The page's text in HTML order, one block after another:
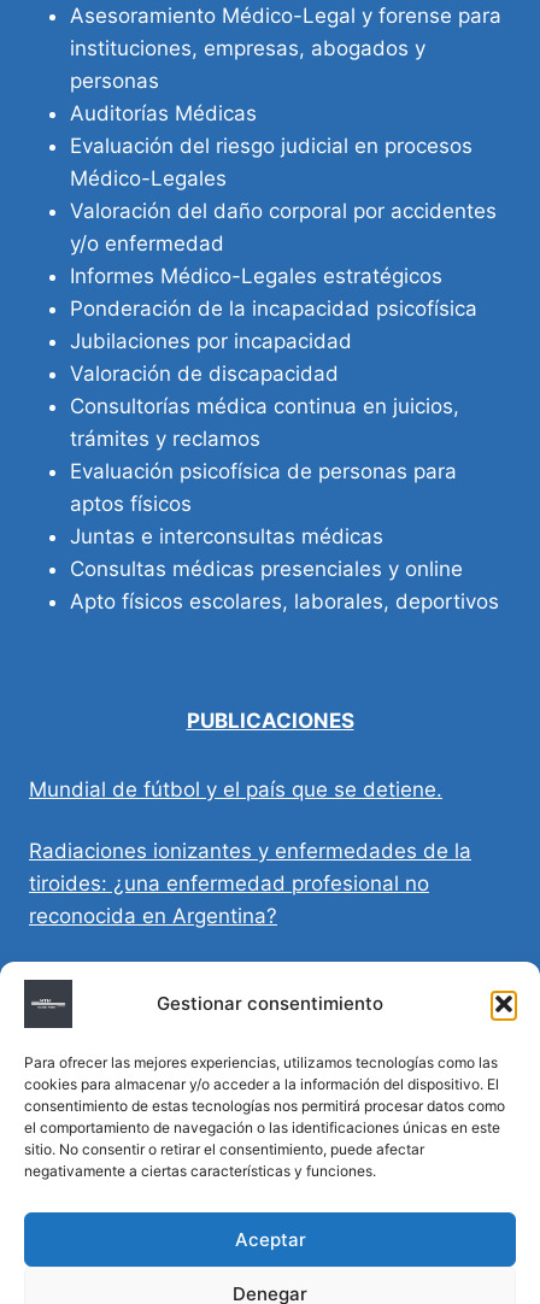
Gestionar consentimiento
Para ofrecer las mejores experiencias, utilizamos tecnologías como las
cookies para almacenar y/o acceder a la información del dispositivo. El
consentimiento de estas tecnologías nos permitirá procesar datos como
el comportamiento de navegación o las identificaciones únicas en este
sitio. No consentir o retirar el consentimiento, puede afectar
negativamente a ciertas características y funciones.
Aceptar
Denegar
Asesoramiento Médico-Legal y forense para
instituciones, empresas, abogados y
personas
Auditorías Médicas
Evaluación del riesgo judicial en procesos
Médico-Legales
Valoración del daño corporal por accidentes
y/o enfermedad
Informes Médico-Legales estratégicos
Ponderación de la incapacidad psicofísica
Jubilaciones por incapacidad
Valoración de discapacidad
Consultorías médica continua en juicios,
trámites y reclamos
Evaluación psicofísica de personas para
aptos físicos
Juntas e interconsultas médicas
Consultas médicas presenciales y online
Apto físicos escolares, laborales, deportivos
PUBLICACIONES
Mundial de fútbol y el país que se detiene.
Radiaciones ionizantes y enfermedades de la
tiroides: ¿una enfermedad profesional no
reconocida en Argentina?
Directivas Médicas Anticipadas en Córdoba:
requisitos, registro y validez legal
Sumar vida a los años: decálogo para un
envejecimiento saludable
Determinación de la hora de muerte en